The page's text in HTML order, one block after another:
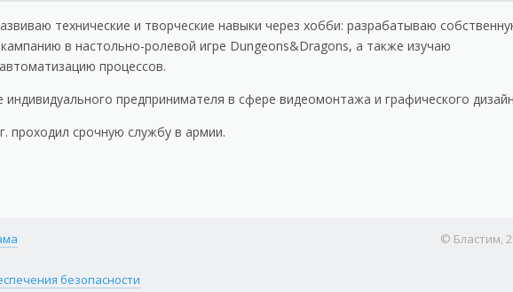
технические и творческие навыки через хобби: разрабатываю
в настольно-ролевой игре Dungeons&Dragons, а также изучаю
процессов.
индивидуального предпринимателя в сфере видеомонтажа и графического
проходил срочную службу в армии.
безопасности
© Бластим,